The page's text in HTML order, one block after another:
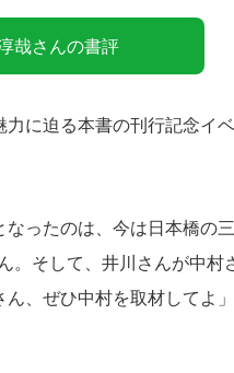
哉さんの書評
に迫る本書の刊行記念イ
ったのは、今は日本橋の
。そして、井川さんが中
、ぜひ中村を取材してよ